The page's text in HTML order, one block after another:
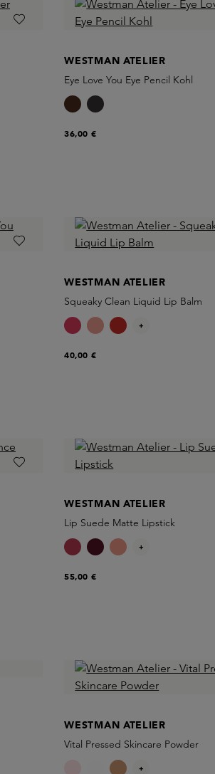
WESTMAN ATELIER
Eye Love You Eye Pencil Kohl
36,00 €
WESTMAN ATELIER
Squeaky Clean Liquid Lip Balm
40,00 €
+
WESTMAN ATELIER
Lip Suede Matte Lipstick
55,00 €
+
WESTMAN ATELIER
Vital Pressed Skincare Powder
+